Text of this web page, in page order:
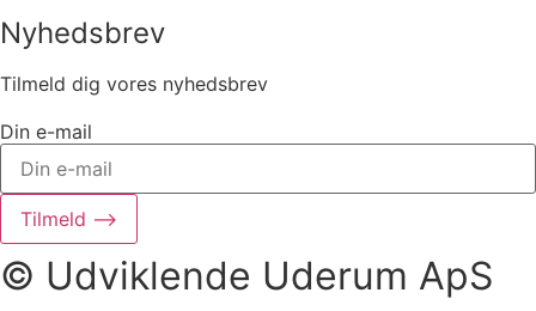
Nyhedsbrev
Tilmeld dig vores nyhedsbrev
Din e-mail
Tilmeld ⟶
© Udviklende Uderum ApS